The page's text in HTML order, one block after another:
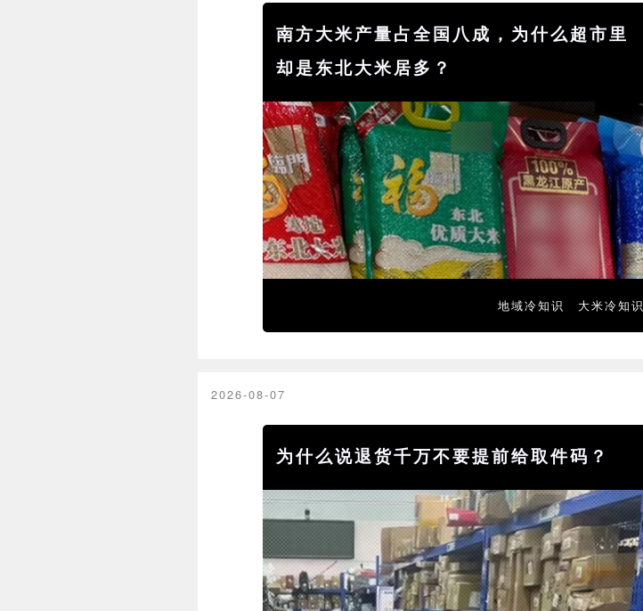
南方大米产量占全国八成，为什么超市里
却是东北大米居多？
地域冷知识 大米冷知识
2026-08-07
为什么说退货千万不要提前给取件码？